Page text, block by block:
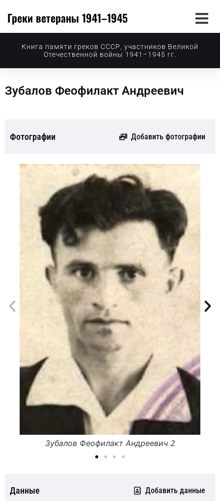
Греки ветераны 1941–1945
Книга памяти греков СССР, участников Великой
Отечественной войны 1941–1945 гг.
Зубалов Феофилакт Андреевич
Фотографии Добавить фотографии
Зубалов Феофилакт Андреевич 2
Данные Добавить данные